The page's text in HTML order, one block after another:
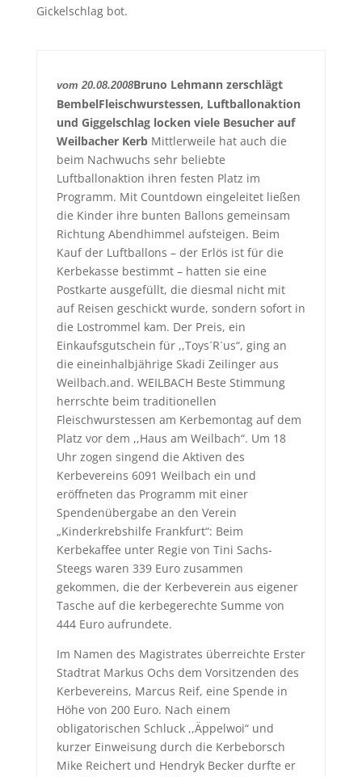
Gickelschlag bot.
vom 20.08.2008Bruno Lehmann zerschlägt
BembelFleischwurstessen, Luftballonaktion
und Giggelschlag locken viele Besucher auf
Weilbacher Kerb Mittlerweile hat auch die
beim Nachwuchs sehr beliebte
Luftballonaktion ihren festen Platz im
Programm. Mit Countdown eingeleitet ließen
die Kinder ihre bunten Ballons gemeinsam
Richtung Abendhimmel aufsteigen. Beim
Kauf der Luftballons – der Erlös ist für die
Kerbekasse bestimmt – hatten sie eine
Postkarte ausgefüllt, die diesmal nicht mit
auf Reisen geschickt wurde, sondern sofort in
die Lostrommel kam. Der Preis, ein
Einkaufsgutschein für ,,Toys´R´us“, ging an
die eineinhalbjährige Skadi Zeilinger aus
Weilbach.and. WEILBACH Beste Stimmung
herrschte beim traditionellen
Fleischwurstessen am Kerbemontag auf dem
Platz vor dem ,,Haus am Weilbach“. Um 18
Uhr zogen singend die Aktiven des
Kerbevereins 6091 Weilbach ein und
eröffneten das Programm mit einer
Spendenübergabe an den Verein
„Kinderkrebshilfe Frankfurt“: Beim
Kerbekaffee unter Regie von Tini Sachs-
Steegs waren 339 Euro zusammen
gekommen, die der Kerbeverein aus eigener
Tasche auf die kerbegerechte Summe von
444 Euro aufrundete.
Im Namen des Magistrates überreichte Erster
Stadtrat Markus Ochs dem Vorsitzenden des
Kerbevereins, Marcus Reif, eine Spende in
Höhe von 200 Euro. Nach einem
obligatorischen Schluck ,,Äppelwoi“ und
kurzer Einweisung durch die Kerbeborsch
Mike Reichert und Hendryk Becker durfte er